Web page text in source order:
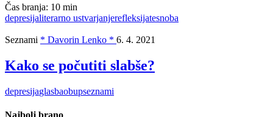
Čas branja: 10 min
depresijaliterarno ustvarjanjerefleksijatesnoba
Seznami * Davorin Lenko * 6. 4. 2021
Kako se počutiti slabše?
depresijaglasbaobupseznami
Najbolj brano